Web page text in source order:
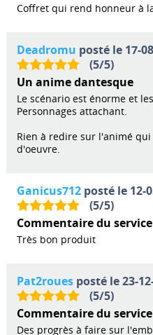
Coffret qui rend honneur à
Deadromu posté le 17-
(5/5)
Un anime dantesque
Le scénario est énorme et
Personnages attachant.
Rien à redire sur l'animé
d'oeuvre.
Ganicus712posté le 12-
(5/5)
Commentaire du
Très bon produit
Pat2rouesposté le 23-
(5/5)
Commentaire du
Des progrès à faire sur